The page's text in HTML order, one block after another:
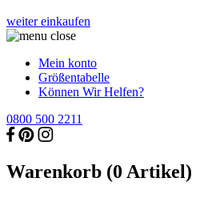
weiter einkaufen
Mein konto
Größentabelle
Können Wir Helfen?
0800 500 2211
Warenkorb (0 Artikel)